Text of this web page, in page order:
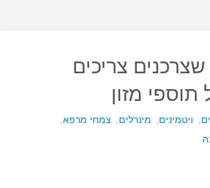
שצרכנים צריכים
מזון
ויטמינים מינרלים צמחי מרפא,